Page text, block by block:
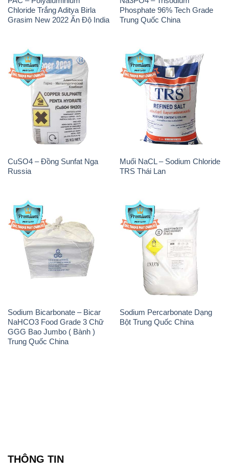
Chloride Trắng Aditya Birla
Grasim New 2022 Ấn Độ India
Phosphate 96% Tech Grade
Trung Quốc China
CuSO4 – Đồng Sunfat Nga
Russia
Muối NaCL – Sodium Chloride
TRS Thái Lan
Sodium Bicarbonate – Bicar
NaHCO3 Food Grade 3 Chữ
GGG Bao Jumbo ( Bành )
Trung Quốc China
Sodium Percarbonate Dạng
Bột Trung Quốc China
THÔNG TIN